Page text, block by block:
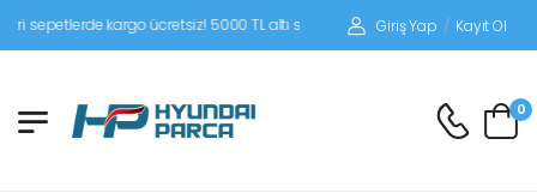
kargo ücretsiz! 5000 TL altı siparişlerinizde siparişleriniz alıcı
Giriş Yap / Kayıt Ol
0